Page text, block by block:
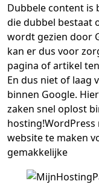
Dubbele content is
die dubbel bestaat
wordt gezien door
kan er dus voor
pagina of artikel
En dus niet of laag
binnen Google.
zaken snel oplost
website te maken
gemakkelijke